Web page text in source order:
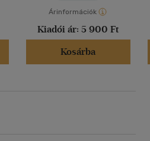
Árinformációk
Kiadói ár: 5 900 Ft
Kosárba